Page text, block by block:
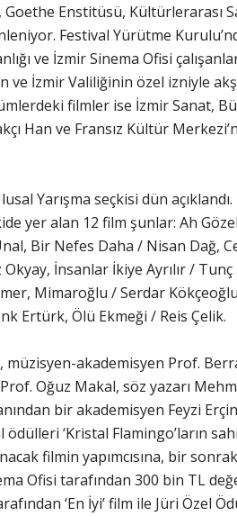
Enstitüsü, Kültürlerarası
Festival Yürütme
ve İzmir Sinema Ofisi
ve İzmir Valiliğinin özel izniyle
filmler ise İzmir Sanat,
Han ve Fransız Kültür
Yarışma seçkisi dün açıklandı.
yer alan 12 film şunlar: Ah
Bir Nefes Daha / Nisan Dağ,
İnsanlar İkiye Ayrılır /
Mimaroğlu / Serdar
Ertürk, Ölü Ekmeği / Reis Çelik.
müzisyen-akademisyen Prof.
Oğuz Makal, söz yazarı
bir akademisyen Feyzi
ödülleri ‘Kristal Flamingo’ların
filmin yapımcısına, bir
Ofisi tarafından 300 bin TL
‘En İyi’ film ile Jüri Özel